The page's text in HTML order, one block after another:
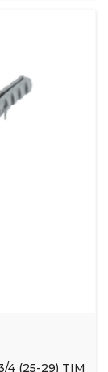
4 (25-29) TIM